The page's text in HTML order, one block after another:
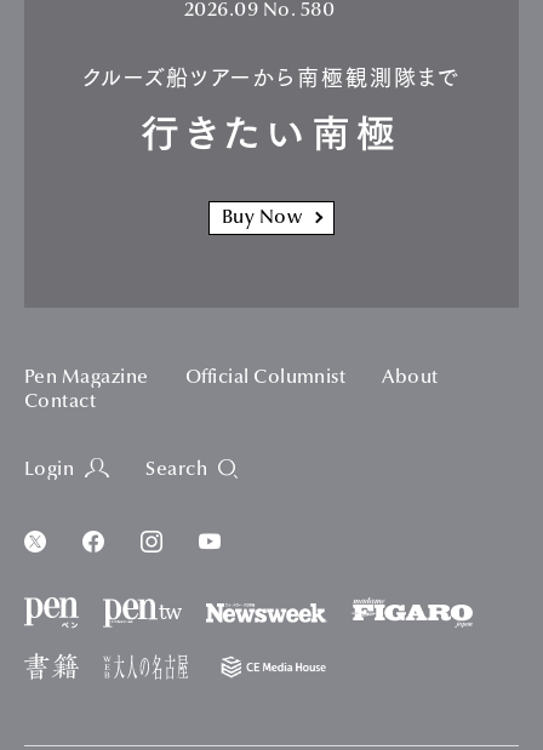
2026.09 No. 580
クルーズ船ツアーから南極観測隊まで
行きたい南極
Buy Now
Pen Magazine Official Columnist
About
Contact
Login Search